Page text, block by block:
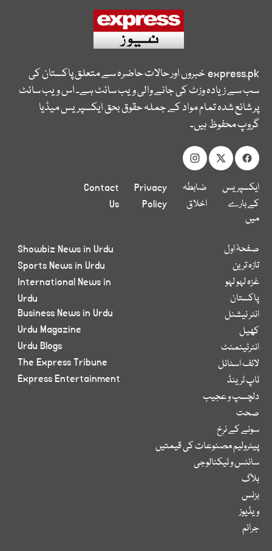
express.pkخبروں اور حالات حاضرہ سے متعلق پاکستان کی
سب سے زیادہ وزٹ کی جانے والی ویب سائٹ ہے۔ اس ویب سائٹ
پر شائع شدہ تمام مواد کے جملہ حقوق بحق ایکسپریس میڈیا
گروپ محفوظ ہیں۔
ایکسپریس
کے بارے
میں
ضابطہ
اخلاق
Privacy
Policy
Contact
Us
صفحۂ اول
تازہ ترین
غزہ لہو لہو
پاکستان
انٹر نیشنل
کھیل
انٹرٹینمنٹ
لائف اسٹائل
ٹاپ ٹرینڈ
دلچسپ و عجیب
صحت
سونے کے نرخ
پیٹرولیم مصنوعات کی قیمتیں
سائنس و ٹیکنالوجی
بلاگ
بزنس
ویڈیوز
جرائم
Showbiz News in Urdu
Sports News in Urdu
International News in
Urdu
Business News in Urdu
Urdu Magazine
Urdu Blogs
The Express Tribune
Express Entertainment